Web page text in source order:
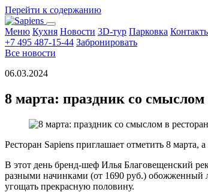
Перейти к содержанию
Меню Кухня Новости 3D-тур Парковка
+7 495 487-15-44 Забронировать
Все новости
06.03.2024
8 марта: праздник со смыслом
Ресторан Sapiens приглашает отметить 8 марта,
В этот день бренд-шеф Илья Благовещенский
разными начинками (от 1690 руб.) обожженный
угощать прекрасную половину.